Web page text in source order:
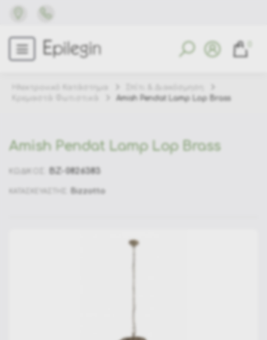
Amish Pendat Lamp Lop Brass
Amish Pendat Lamp Lop Brass
BZ-0826383
Bizzotto